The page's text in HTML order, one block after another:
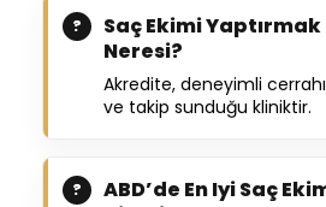
Saç Ekimi Yaptırmak
Neresi?
Akredite, deneyimli
ve takip sunduğu kliniktir.
ABD’de En Iyi Saç